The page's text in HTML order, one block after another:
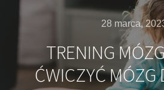
28 marca,
TRENING
ĆWICZYĆ MÓZG